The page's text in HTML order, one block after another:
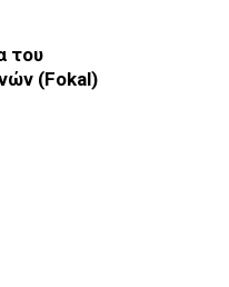
του
(Fokal)